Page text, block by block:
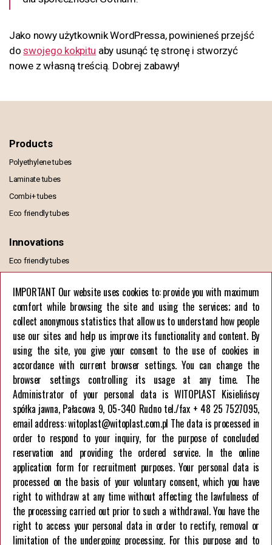
IMPORTANT Our website uses cookies to: provide you with maximum
comfort while browsing the site and using the services; and to
collect anonymous statistics that allow us to understand how people
use our sites and help us improve its functionality and content. By
using the site, you give your consent to the use of cookies in
accordance with current browser settings. You can change the
browser settings controlling its usage at any time. The
Administrator of your personal data is WITOPLAST Kisielińscy
spółka jawna, Pałacowa 9, 05-340 Rudno tel./fax + 48 25 7527095,
email address: witoplast@witoplast.com.pl The data is processed in
order to respond to your inquiry, for the purpose of concluded
reservation and providing the ordered service. In the online
application form for recruitment purposes. Your personal data is
processed on the basis of your voluntary consent, which you have
right to withdraw at any time without affecting the lawfulness of
the processing carried out prior to such a withdrawal. You have the
right to access your personal data in order to rectify, removal or
limitation of the undergoing processing. For this purpose and to
Jako nowy użytkownik WordPressa, powinieneś przejść
doswojego kokpitu aby usunąć tę stronę i stworzyć
nowe z własną treścią. Dobrej zabawy!
Products
Polyethylene tubes
Laminate tubes
Combi+ tubes
Eco friendly tubes
Innovations
Eco friendly tubes
Information
General Terms of Sale and Delivery
GDPR Privacy Policy
European Union funds
Company
About us
Career
Contact us